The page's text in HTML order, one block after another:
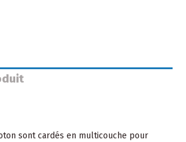
sont cardés en multicouche pour